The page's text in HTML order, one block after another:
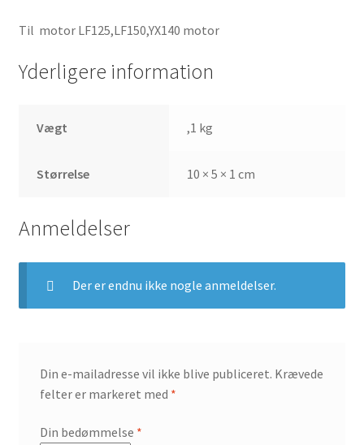
Til motor LF125,LF150,YX140 motor
Yderligere information
Vægt ,1 kg
Størrelse 10 × 5 × 1 cm
Anmeldelser
Der er endnu ikke nogle anmeldelser.
Din e-mailadresse vil ikke blive publiceret. Krævede
felter er markeret med *
Din bedømmelse *